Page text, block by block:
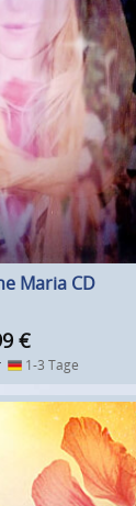
Maria CD
€
1-3 Tage